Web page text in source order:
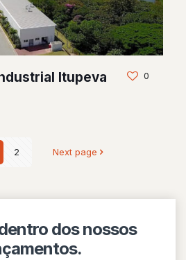
Itupeva 0
2 Next page
dos nossos